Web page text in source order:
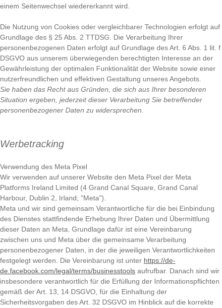
einem Seitenwechsel wiedererkannt wird.
Die Nutzung von Cookies oder vergleichbarer Technologien erfolgt auf
Grundlage des § 25 Abs. 2 TTDSG. Die Verarbeitung Ihrer
personenbezogenen Daten erfolgt auf Grundlage des Art. 6 Abs. 1 lit. f
DSGVO aus unserem überwiegenden berechtigten Interesse an der
Gewährleistung der optimalen Funktionalität der Website sowie einer
nutzerfreundlichen und effektiven Gestaltung unseres Angebots.
Sie haben das Recht aus Gründen, die sich aus Ihrer besonderen
Situation ergeben, jederzeit dieser Verarbeitung Sie betreffender
personenbezogener Daten zu widersprechen.
Werbetracking
Verwendung des Meta Pixel
Wir verwenden auf unserer Website den Meta Pixel der Meta
Platforms Ireland Limited (4 Grand Canal Square, Grand Canal
Harbour, Dublin 2, Irland; "Meta").
Meta und wir sind gemeinsam Verantwortliche für die bei Einbindung
des Dienstes stattfindende Erhebung Ihrer Daten und Übermittlung
dieser Daten an Meta. Grundlage dafür ist eine Vereinbarung
zwischen uns und Meta über die gemeinsame Verarbeitung
personenbezogener Daten, in der die jeweiligen Verantwortlichkeiten
festgelegt werden. Die Vereinbarung ist unter https://de-
de.facebook.com/legal/terms/businesstools aufrufbar. Danach sind wir
insbesondere verantwortlich für die Erfüllung der Informationspflichten
gemäß der Art. 13, 14 DSGVO, für die Einhaltung der
Sicherheitsvorgaben des Art. 32 DSGVO im Hinblick auf die korrekte